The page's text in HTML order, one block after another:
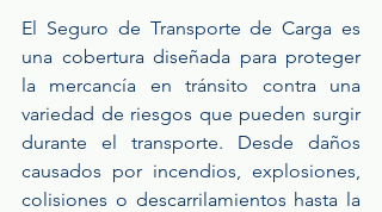
El Seguro de Transporte de Carga es
una cobertura diseñada para proteger
la mercancía en tránsito contra una
variedad de riesgos que pueden surgir
durante el transporte. Desde daños
causados por incendios, explosiones,
colisiones o descarrilamientos hasta la